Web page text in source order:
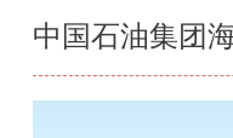
中国石油集团